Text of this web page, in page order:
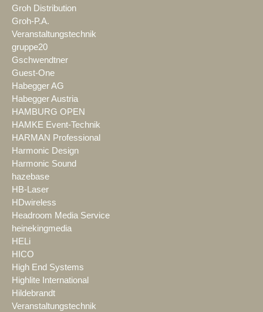
Groh Distribution
Groh-P.A.
Veranstaltungstechnik
gruppe20
Gschwendtner
Guest-One
Habegger AG
Habegger Austria
HAMBURG OPEN
HAMKE Event-Technik
HARMAN Professional
Harmonic Design
Harmonic Sound
hazebase
HB-Laser
HDwireless
Headroom Media Service
heinekingmedia
HELi
HICO
High End Systems
Highlite International
Hildebrandt
Veranstaltungstechnik